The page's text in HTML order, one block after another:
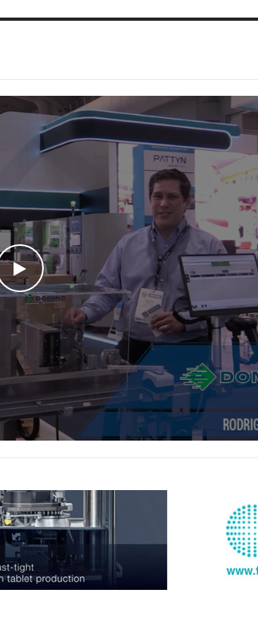
WATCH THE VIDEO